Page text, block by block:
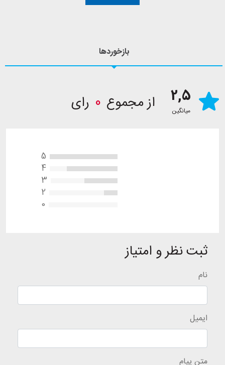
بازخوردها
2,5
میانگین از مجموع 0 رای
5
4
3
2
0
ثبت نظر و امتیاز
نام
ایمیل
متن پیام